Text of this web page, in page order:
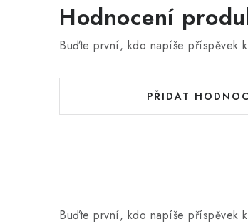
Hodnocení
Buďte první, kdo napíše příspěvek
PŘIDAT
Buďte první, kdo napíše příspěvek